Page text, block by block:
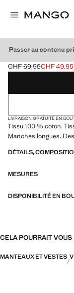
Passer au contenu
VESTE
Prix initial barré [CHF
CHF 69,95
Prix actuel [CHFCHF 49,95
Choisissez une
LIVRAISON GRATUITE EN
Tissu 100 % coton.
Manches longues.
DÉTAILS,
MESURES
DISPONIBILITÉ EN
CELA POURRAIT
MANTEAUX ET VESTES